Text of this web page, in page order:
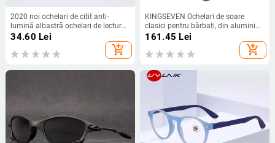
2020 noi ochelari de citit anti-
lumină albastră ochelari de lectură
retro la modă și la modă pentru
bărbați și femei, transport direct din
fabrică 2802
34.60 Lei
add_shopping_cart
KINGSEVEN Ochelari de soare
clasici pentru bărbați, din aluminiu
de înaltă calitate, lentile cu oglindă
HD, ochelari funcționali, accesorii de
conducere pentru femei, ochelari
161.45 Lei
add_shopping_cart